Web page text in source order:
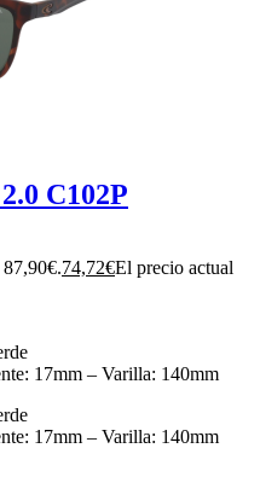
C102P
74,72€El precio actual
17mm – Varilla: 140mm
17mm – Varilla: 140mm